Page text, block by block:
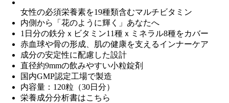
女性の必須栄養素を19種類含むマルチビタミン
内側から「花のように輝く」あなたへ
1日分の鉄分ｘビタミン11種ｘミネラル8種をカバー
赤血球や骨の形成、肌の健康を支えるインナーケア
成分の安定性に配慮した設計
直径約9mmの飲みやすい小粒錠剤
国内GMP認定工場で製造
内容量：120粒（30日分）
栄養成分分析書はこちら